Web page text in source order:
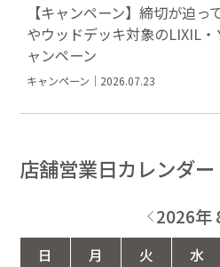
【キャンペーン】締切が迫
やウッドデッキ対象のLIXIL
ャンペーン
キャンペーン｜2026.07.23
店舗営業日カレンダー
2026年
日 月 火 水